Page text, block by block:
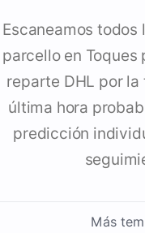
Escaneamos
parcello en
reparte DHL por
última hora
predicción
Más